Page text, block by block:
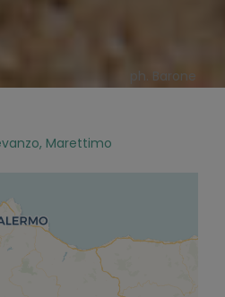
ph. Barone
Marettimo